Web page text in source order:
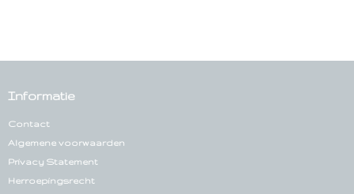
Informatie
Contact
Algemene voorwaarden
Privacy Statement
Herroepingsrecht